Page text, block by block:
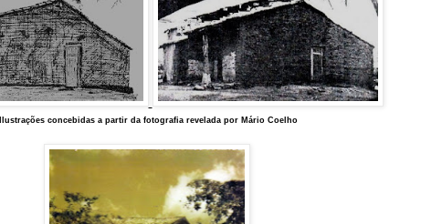
Ilustrações concebidas a partir da fotografia revelada por Mário Coelho